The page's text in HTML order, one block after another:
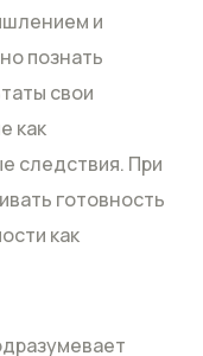
и
познать
свои
как
следствия. При
готовность
как